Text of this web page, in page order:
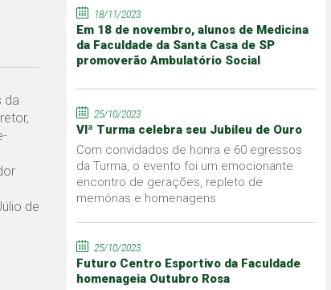
da
de
18/11/2023
Em 18 de novembro, alunos de Medicina
da Faculdade da Santa Casa de SP
promoverão Ambulatório Social
25/10/2023
VIª Turma celebra seu Jubileu de Ouro
Com convidados de honra e 60 egressos
da Turma, o evento foi um emocionante
encontro de gerações, repleto de
memórias e homenagens
25/10/2023
Futuro Centro Esportivo da Faculdade
homenageia Outubro Rosa